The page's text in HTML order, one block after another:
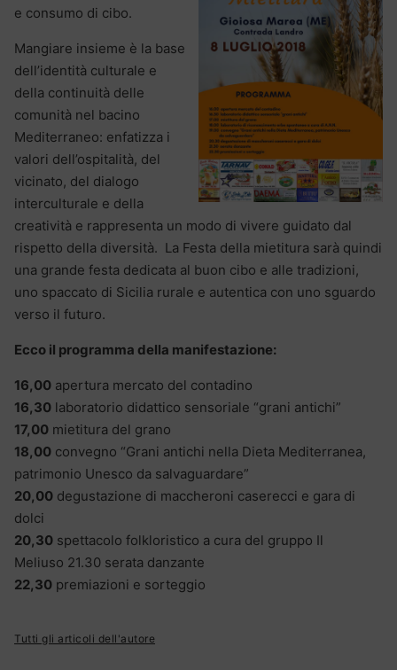
e consumo di cibo.
Mangiare insieme è la base
dell’identità culturale e
della continuità delle
comunità nel bacino
Mediterraneo: enfatizza i
valori dell’ospitalità, del
vicinato, del dialogo
interculturale e della
creatività e rappresenta un modo di vivere guidato dal
rispetto della diversità. La Festa della mietitura sarà quindi
una grande festa dedicata al buon cibo e alle tradizioni,
uno spaccato di Sicilia rurale e autentica con uno sguardo
verso il futuro.
Ecco il programma della manifestazione:
16,00 apertura mercato del contadino
16,30 laboratorio didattico sensoriale “grani antichi”
17,00 mietitura del grano
18,00 convegno “Grani antichi nella Dieta Mediterranea,
patrimonio Unesco da salvaguardare”
20,00 degustazione di maccheroni caserecci e gara di
dolci
20,30 spettacolo folkloristico a cura del gruppo Il
Meliuso 21.30 serata danzante
22,30 premiazioni e sorteggio
Tutti gli articoli dell'autore